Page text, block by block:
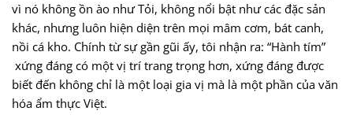
vì nó không ồn ào như Tỏi, không nổi bật như các đặc sản
khác, nhưng luôn hiện diện trên mọi mâm cơm, bát canh,
nồi cá kho. Chính từ sự gần gũi ấy, tôi nhận ra: “Hành tím”
xứng đáng có một vị trí trang trọng hơn, xứng đáng được
biết đến không chỉ là một loại gia vị mà là một phần của văn
hóa ẩm thực Việt.